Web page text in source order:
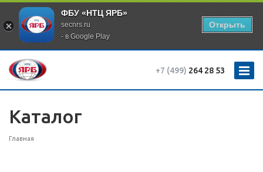
ФБУ «НТЦ ЯРБ»
secnrs.ru
- в Google Play
Открыть
+7 (499) 264 28 53
Каталог
Главная